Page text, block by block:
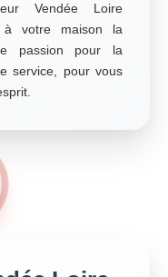
Vendée Loire
votre maison la
passion pour la
service, pour vous